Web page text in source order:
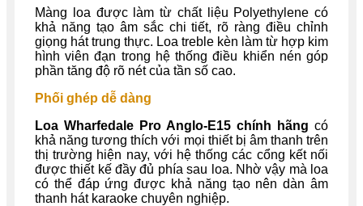
Màng loa được làm từ chất liệu Polyethylene có
khả năng tạo âm sắc chi tiết, rõ ràng điều chỉnh
giọng hát trung thực. Loa treble kèn làm từ hợp kim
hình viên đạn trong hệ thống điều khiển nén góp
phần tăng độ rõ nét của tần số cao.
Phối ghép dễ dàng
Loa Wharfedale Pro Anglo-E15 chính hãng có
khả năng tương thích với mọi thiết bị âm thanh trên
thị trường hiện nay, với hệ thống các cổng kết nối
được thiết kế đầy đủ phía sau loa. Nhờ vậy mà loa
có thể đáp ứng được khả năng tạo nên dàn âm
thanh hát karaoke chuyên nghiệp.